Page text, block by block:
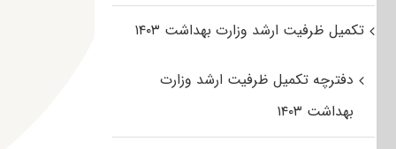
تکمیل ظرفیت ارشد وزارت بهداشت ۱۴۰۳
دفترچه تکمیل ظرفیت ارشد وزارت
بهداشت ۱۴۰۳